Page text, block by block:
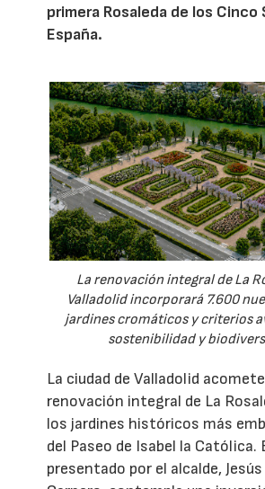
primera Rosaleda de los Cinco
España.
La renovación integral de La
Valladolid incorporará 7.600
jardines cromáticos y criterios
sostenibilidad y
La ciudad de Valladolid
renovación integral de La
los jardines históricos más
del Paseo de Isabel la Católica.
presentado por el alcalde, Jesús